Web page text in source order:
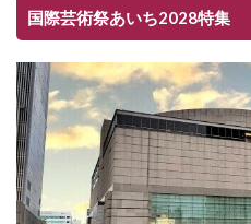
国際芸術祭あいち2028特集